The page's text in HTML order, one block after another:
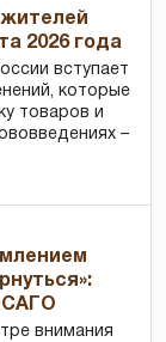
2026 года
вступает
которые
товаров и
–
внимания